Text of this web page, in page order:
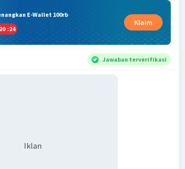
E-Wallet 100rb
20 :24
Klaim
Jawaban terverifikasi
Iklan